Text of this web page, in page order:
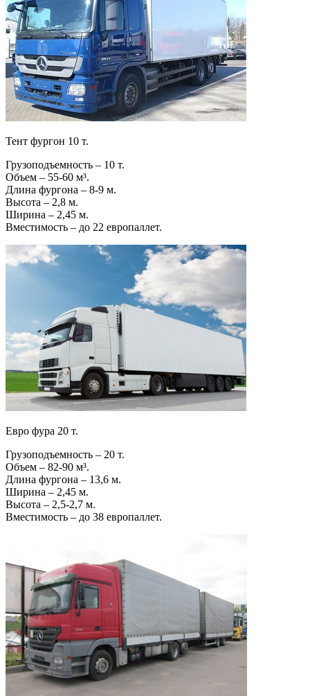
Тент фургон 10 т.
Грузоподъемность – 10 т.
Объем – 55-60 м³.
Длина фургона – 8-9 м.
Высота – 2,8 м.
Ширина – 2,45 м.
Вместимость – до 22 европаллет.
Евро фура 20 т.
Грузоподъемность – 20 т.
Объем – 82-90 м³.
Длина фургона – 13,6 м.
Ширина – 2,45 м.
Высота – 2,5-2,7 м.
Вместимость – до 38 европаллет.